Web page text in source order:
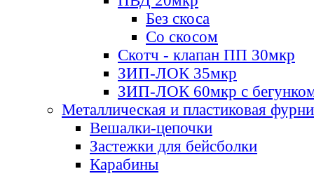
Без скоса
Со скосом
Скотч - клапан ПП 30мкр
ЗИП-ЛОК 35мкр
ЗИП-ЛОК 60мкр с
Металлическая и пластиковая
Вешалки-цепочки
Застежки для бейсболки
Карабины